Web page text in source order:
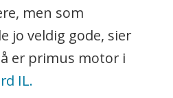
men som
jo veldig gode, sier
er primus motor i
IL.